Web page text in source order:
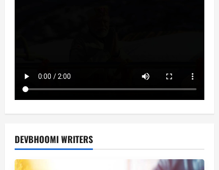
DEVBHOOMI WRITERS